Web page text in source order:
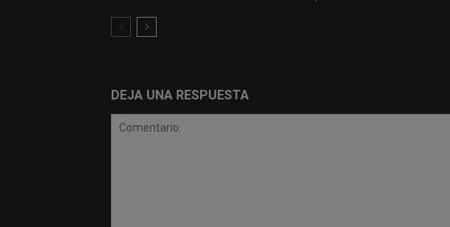
DEJA UNA RESPUESTA